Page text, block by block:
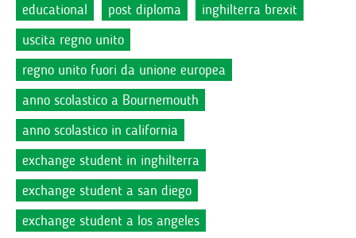
educational
post diploma
inghilterra brexit
uscita regno unito
regno unito fuori da unione europea
anno scolastico a Bournemouth
anno scolastico in california
exchange student in inghilterra
exchange student a san diego
exchange student a los angeles